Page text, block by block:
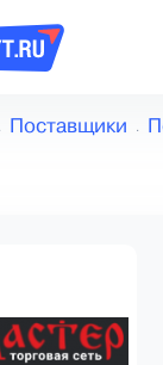
Поставщики